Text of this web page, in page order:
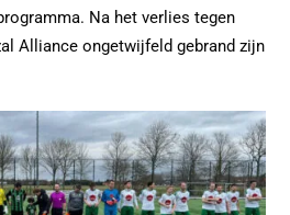
Na het verlies tegen
Alliance ongetwijfeld gebrand zijn